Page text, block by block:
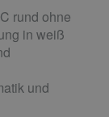
rund ohne
in weiß
und